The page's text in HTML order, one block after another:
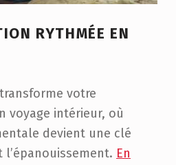
RYTHMÉE EN
votre
voyage intérieur, où
devient une clé
En